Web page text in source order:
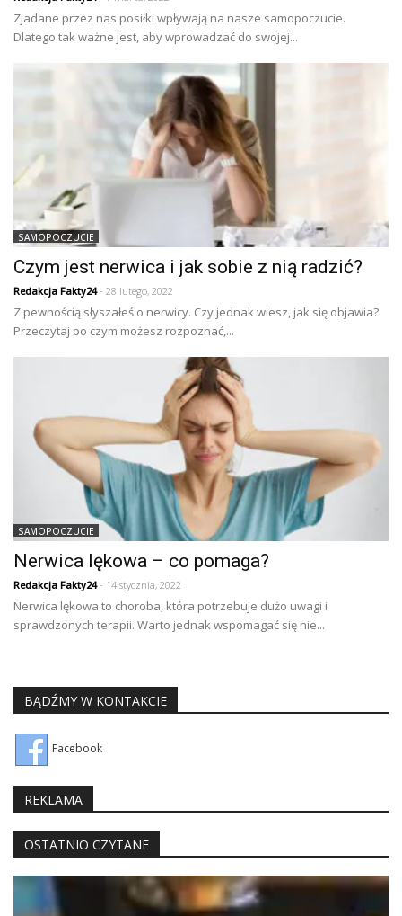
Zjadane przez nas posiłki wpływają na nasze samopoczucie.
Dlatego tak ważne jest, aby wprowadzać do swojej...
SAMOPOCZUCIE
Czym jest nerwica i jak sobie z nią radzić?
Redakcja Fakty24- 28 lutego, 2022
Z pewnością słyszałeś o nerwicy. Czy jednak wiesz, jak się objawia?
Przeczytaj po czym możesz rozpoznać,...
SAMOPOCZUCIE
Nerwica lękowa – co pomaga?
Redakcja Fakty24- 14 stycznia, 2022
Nerwica lękowa to choroba, która potrzebuje dużo uwagi i
sprawdzonych terapii. Warto jednak wspomagać się nie...
BĄDŹMY W KONTAKCIE
Facebook
REKLAMA
OSTATNIO CZYTANE